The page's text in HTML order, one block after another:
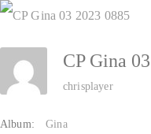
Zum
Inhalt
springen
CP Gina
chrisplayer
Album: Gina